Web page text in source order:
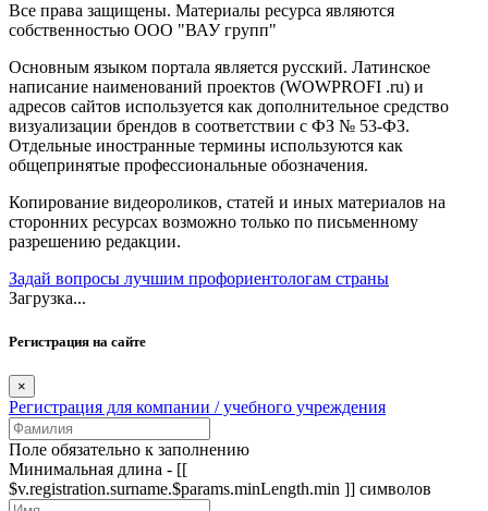
Все права защищены. Материалы ресурса являются
собственностью ООО "ВАУ групп"
Основным языком портала является русский. Латинское
написание наименований проектов (WOWPROFI .ru) и
адресов сайтов используется как дополнительное средство
визуализации брендов в соответствии с ФЗ № 53-ФЗ.
Отдельные иностранные термины используются как
общепринятые профессиональные обозначения.
Копирование видеороликов, статей и иных материалов на
сторонних ресурсах возможно только по письменному
разрешению редакции.
Задай вопросы лучшим профориентологам страны
Загрузка...
Регистрация на сайте
×
Регистрация для компании / учебного учреждения
Поле обязательно к заполнению
Минимальная длина - [[
$v.registration.surname.$params.minLength.min ]] символов